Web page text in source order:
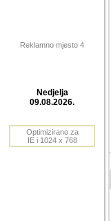
Reklamno mjesto 4